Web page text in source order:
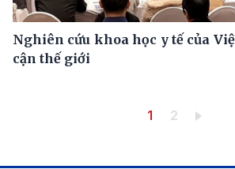
Nghiên cứu khoa học y tế của
cận thế giới
Trang hiện thời
1 Trang
2